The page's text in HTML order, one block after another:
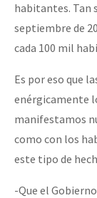
habitantes. Tan
septiembre de
cada 100 mil
Es por eso que
enérgicamente
manifestamos
como con los
este tipo de
-Que el